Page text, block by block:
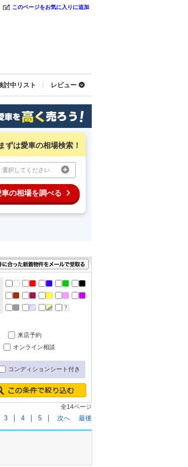
このページをお気に入りに追加
討中リスト レビュー
まずは愛車の相場検索！
選択してください
車の相場を調べる
来店予約
オンライン相談
コンディションシート付き
全14ページ
3 4 5 次へ 最後